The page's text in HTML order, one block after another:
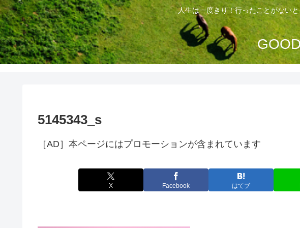
人生は一度きり！行ったことがない
5145343_s
［AD］本ページにはプロモーションが含まれています
X Facebook はてブ